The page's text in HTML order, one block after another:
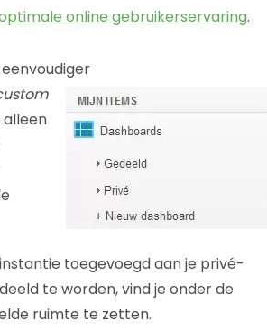
online gebruikerservaring.
toegevoegd aan je privé-
te worden, vind je onder de
ruimte te zetten.